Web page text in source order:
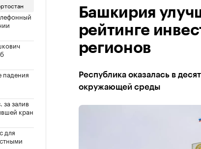
падения
залив
кран
для
Башкирия
рейтинге
регионов
Республика оказалась в
окружающей среды